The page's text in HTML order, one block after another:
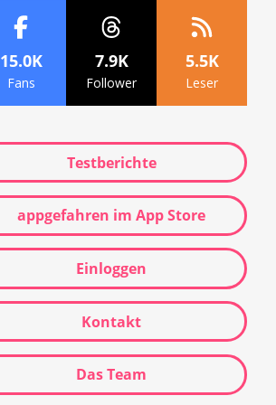
15.0K
Fans
7.9K
Follower
5.5K
Leser
Testberichte
appgefahren im App Store
Einloggen
Kontakt
Das Team